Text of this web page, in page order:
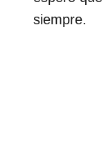
siempre.